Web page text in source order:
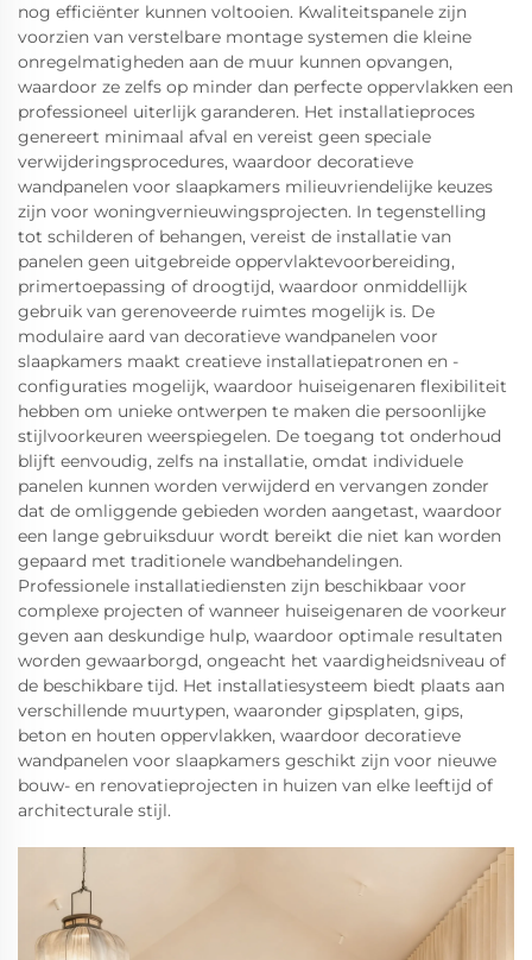
nog efficiënter kunnen voltooien. Kwaliteitspanele zijn
voorzien van verstelbare montage systemen die kleine
onregelmatigheden aan de muur kunnen opvangen,
waardoor ze zelfs op minder dan perfecte oppervlakken een
professioneel uiterlijk garanderen. Het installatieproces
genereert minimaal afval en vereist geen speciale
verwijderingsprocedures, waardoor decoratieve
wandpanelen voor slaapkamers milieuvriendelijke keuzes
zijn voor woningvernieuwingsprojecten. In tegenstelling
tot schilderen of behangen, vereist de installatie van
panelen geen uitgebreide oppervlaktevoorbereiding,
primertoepassing of droogtijd, waardoor onmiddellijk
gebruik van gerenoveerde ruimtes mogelijk is. De
modulaire aard van decoratieve wandpanelen voor
slaapkamers maakt creatieve installatiepatronen en -
configuraties mogelijk, waardoor huiseigenaren flexibiliteit
hebben om unieke ontwerpen te maken die persoonlijke
stijlvoorkeuren weerspiegelen. De toegang tot onderhoud
blijft eenvoudig, zelfs na installatie, omdat individuele
panelen kunnen worden verwijderd en vervangen zonder
dat de omliggende gebieden worden aangetast, waardoor
een lange gebruiksduur wordt bereikt die niet kan worden
gepaard met traditionele wandbehandelingen.
Professionele installatiediensten zijn beschikbaar voor
complexe projecten of wanneer huiseigenaren de voorkeur
geven aan deskundige hulp, waardoor optimale resultaten
worden gewaarborgd, ongeacht het vaardigheidsniveau of
de beschikbare tijd. Het installatiesysteem biedt plaats aan
verschillende muurtypen, waaronder gipsplaten, gips,
beton en houten oppervlakken, waardoor decoratieve
wandpanelen voor slaapkamers geschikt zijn voor nieuwe
bouw- en renovatieprojecten in huizen van elke leeftijd of
architecturale stijl.